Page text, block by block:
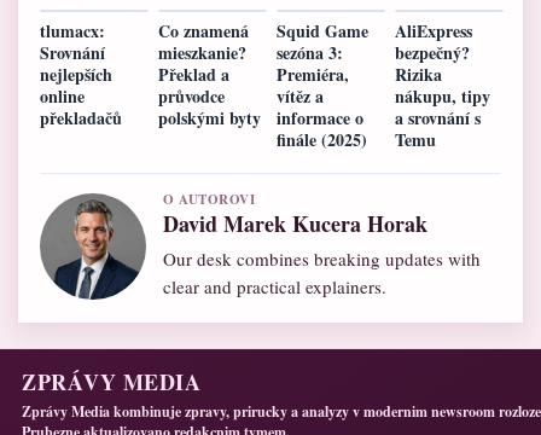
tlumacx:
Srovnání
nejlepších
online
překladačů
Co znamená
mieszkanie?
Překlad a
průvodce
polskými byty
Squid Game
sezóna 3:
Premiéra,
vítěz a
informace o
finále (2025)
AliExpress
bezpečný?
Rizika
nákupu, tipy
a srovnání s
Temu
O AUTOROVI
David Marek Kucera Horak
Our desk combines breaking updates with
clear and practical explainers.
ZPRÁVY MEDIA
Zprávy Media kombinuje zpravy, prirucky a analyzy v modernim newsroom